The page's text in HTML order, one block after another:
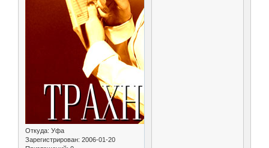
Откуда: Уфа
Зарегистрирован: 2006-01-20